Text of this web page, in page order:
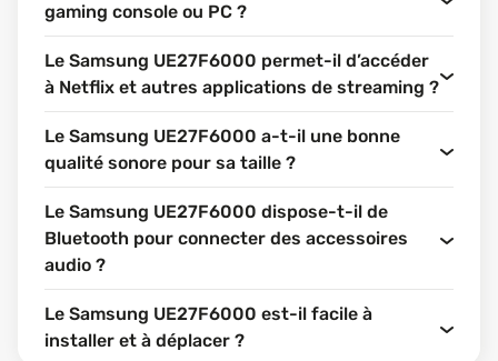
gaming console ou PC ?
Le Samsung UE27F6000 permet-il d’accéder
à Netflix et autres applications de streaming ?
Le Samsung UE27F6000 a-t-il une bonne
qualité sonore pour sa taille ?
Le Samsung UE27F6000 dispose-t-il de
Bluetooth pour connecter des accessoires
audio ?
Le Samsung UE27F6000 est-il facile à
installer et à déplacer ?